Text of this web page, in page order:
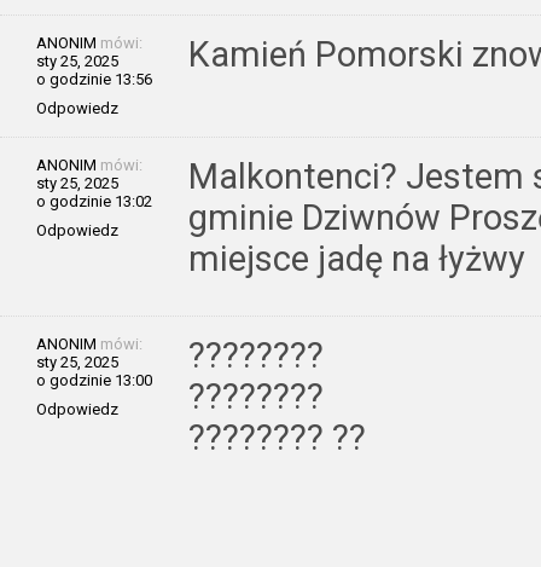
ANONIM mówi:
sty 25, 2025
o godzinie 13:56
Odpowiedz
Kamień Pomorski
ANONIM mówi:
sty 25, 2025
o godzinie 13:02
Odpowiedz
Malkontenci? Jestem
gminie Dziwnów
miejsce jadę na łyżwy
ANONIM mówi:
sty 25, 2025
o godzinie 13:00
Odpowiedz
????????
????????
???????? ??